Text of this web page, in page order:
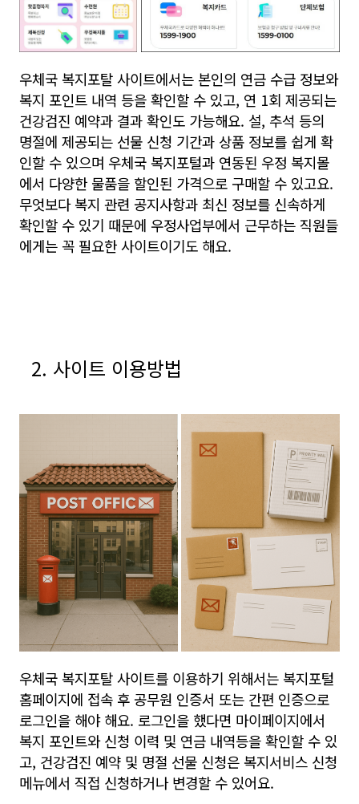
우체국 복지포탈 사이트에서는 본인의 연금 수급 정보와
복지 포인트 내역 등을 확인할 수 있고, 연 1회 제공되는
건강검진 예약과 결과 확인도 가능해요. 설, 추석 등의
명절에 제공되는 선물 신청 기간과 상품 정보를 쉽게 확
인할 수 있으며 우체국 복지포털과 연동된 우정 복지몰
에서 다양한 물품을 할인된 가격으로 구매할 수 있고요.
무엇보다 복지 관련 공지사항과 최신 정보를 신속하게
확인할 수 있기 때문에 우정사업부에서 근무하는 직원들
에게는 꼭 필요한 사이트이기도 해요.
2. 사이트 이용방법
우체국 복지포탈 사이트를 이용하기 위해서는 복지포털
홈페이지에 접속 후 공무원 인증서 또는 간편 인증으로
로그인을 해야 해요. 로그인을 했다면 마이페이지에서
복지 포인트와 신청 이력 및 연금 내역등을 확인할 수 있
고, 건강검진 예약 및 명절 선물 신청은 복지서비스 신청
메뉴에서 직접 신청하거나 변경할 수 있어요.